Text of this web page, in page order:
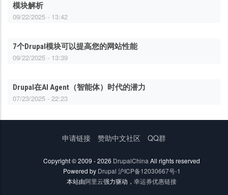
模块解析
09/22/2025 - 13:42
7个Drupal模块可以提高您的网站性能
09/22/2025 - 13:39
Drupal在AI Agent（智能体）时代的潜力
07/23/2025 - 22:23
申请链接 赞助中文社区 QQ群
Copyright © 2009 - 2026 DrupalChina All rights reserved
Powered by Drupal 沪ICP备12030667号-1
本站由阿里云强力驱动， 幸运券优惠链接